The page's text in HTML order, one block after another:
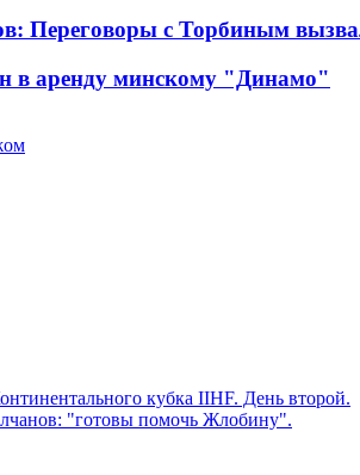
Переговоры с Торбиным
в аренду минскому "Динамо"
кубка IIHF. День второй.
"готовы помочь Жлобину".